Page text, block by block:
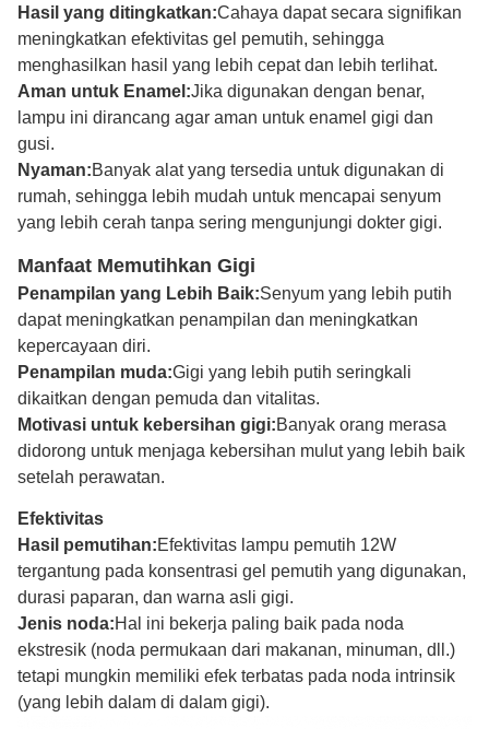
Hasil yang ditingkatkan:Cahaya dapat secara signifikan
meningkatkan efektivitas gel pemutih, sehingga
menghasilkan hasil yang lebih cepat dan lebih terlihat.
Aman untuk Enamel:Jika digunakan dengan benar,
lampu ini dirancang agar aman untuk enamel gigi dan
gusi.
Nyaman:Banyak alat yang tersedia untuk digunakan di
rumah, sehingga lebih mudah untuk mencapai senyum
yang lebih cerah tanpa sering mengunjungi dokter gigi.
Manfaat Memutihkan Gigi
Penampilan yang Lebih Baik:Senyum yang lebih putih
dapat meningkatkan penampilan dan meningkatkan
kepercayaan diri.
Penampilan muda:Gigi yang lebih putih seringkali
dikaitkan dengan pemuda dan vitalitas.
Motivasi untuk kebersihan gigi:Banyak orang merasa
didorong untuk menjaga kebersihan mulut yang lebih baik
setelah perawatan.
Efektivitas
Hasil pemutihan:Efektivitas lampu pemutih 12W
tergantung pada konsentrasi gel pemutih yang digunakan,
durasi paparan, dan warna asli gigi.
Jenis noda:Hal ini bekerja paling baik pada noda
ekstresik (noda permukaan dari makanan, minuman, dll.)
tetapi mungkin memiliki efek terbatas pada noda intrinsik
(yang lebih dalam di dalam gigi).